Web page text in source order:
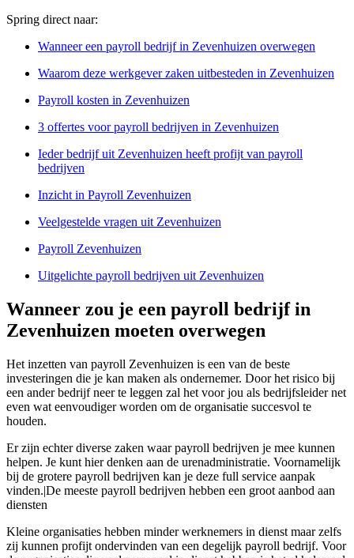
Spring direct naar:
Wanneer een payroll bedrijf in Zevenhuizen overwegen
Waarom deze werkgever zaken uitbesteden in Zevenhuizen
Payroll kosten in Zevenhuizen
3 offertes voor payroll bedrijven in Zevenhuizen
Ieder bedrijf uit Zevenhuizen heeft profijt van payroll
bedrijven
Inzicht in Payroll Zevenhuizen
Veelgestelde vragen uit Zevenhuizen
Payroll Zevenhuizen
Uitgelichte payroll bedrijven uit Zevenhuizen
Wanneer zou je een payroll bedrijf in
Zevenhuizen moeten overwegen
Het inzetten van payroll Zevenhuizen is een van de beste
investeringen die je kan maken als ondernemer. Door het risico bij
een ander bedrijf neer te leggen zal het voor jou als bedrijfsleider net
even wat eenvoudiger worden om de organisatie succesvol te
houden.
Er zijn echter diverse zaken waar payroll bedrijven je mee kunnen
helpen. Je kunt hier denken aan de urenadministratie. Voornamelijk
bij de grotere payroll bedrijven kan je deze full service aanpak
vinden.|De meeste payroll bedrijven hebben een groot aanbod aan
diensten
Kleine organisaties hebben minder werknemers in dienst maar zelfs
zij kunnen profijt ondervinden van een degelijk payroll bedrijf. Voor